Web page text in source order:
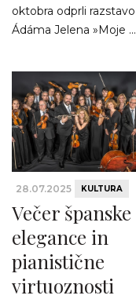
oktobra odprli razstavo
Ádáma Jelena »Moje ...
28.07.2025 KULTURA
Večer španske
elegance in
pianistične
virtuoznosti